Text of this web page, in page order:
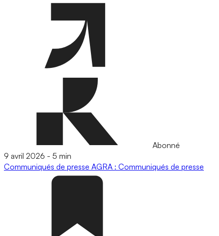
Abonné
9 avril 2026 - 5 min
Communiqués de presse AGRA : Communiqués de presse